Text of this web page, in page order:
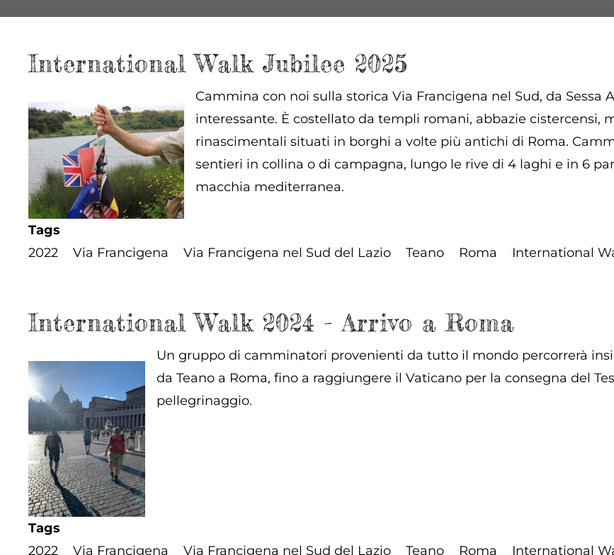
International Walk Jubilee 2025
Cammina con noi sulla storica Via Francigena nel Sud, da Sessa
interessante. È costellato da templi romani, abbazie cistercensi,
rinascimentali situati in borghi a volte più antichi di Roma.
sentieri in collina o di campagna, lungo le rive di 4 laghi e in 6
macchia mediterranea.
Tags
2022
Via Francigena Via Francigena nel Sud del Lazio Teano Roma International
International Walk 2024 - Arrivo a Roma
Un gruppo di camminatori provenienti da tutto il mondo percorrerà
da Teano a Roma, fino a raggiungere il Vaticano per la consegna del
pellegrinaggio.
Tags
2022
Via Francigena Via Francigena nel Sud del Lazio Teano Roma International